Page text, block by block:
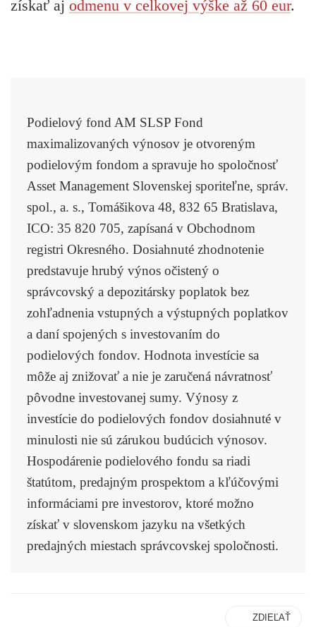
získať aj odmenu v celkovej výške až 60 eur.
Podielový fond AM SLSP Fond
maximalizovaných výnosov je otvoreným
podielovým fondom a spravuje ho spoločnosť
Asset Management Slovenskej sporiteľne, správ.
spol., a. s., Tomášikova 48, 832 65 Bratislava,
ICO: 35 820 705, zapísaná v Obchodnom
registri Okresného. Dosiahnuté zhodnotenie
predstavuje hrubý výnos očistený o
správcovský a depozitársky poplatok bez
zohľadnenia vstupných a výstupných poplatkov
a daní spojených s investovaním do
podielových fondov. Hodnota investície sa
môže aj znižovať a nie je zaručená návratnosť
pôvodne investovanej sumy. Výnosy z
investície do podielových fondov dosiahnuté v
minulosti nie sú zárukou budúcich výnosov.
Hospodárenie podielového fondu sa riadi
štatútom, predajným prospektom a kľúčovými
informáciami pre investorov, ktoré možno
získať v slovenskom jazyku na všetkých
predajných miestach správcovskej spoločnosti.
ZDIEĽAŤ